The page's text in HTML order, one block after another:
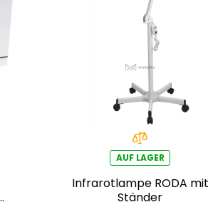
AUF LAGER
Infrarotlampe RODA mit
Ständer